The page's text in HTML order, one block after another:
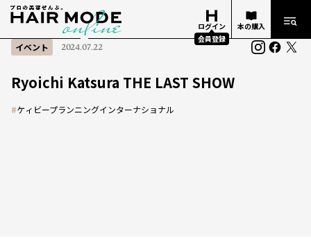
ログイン
会員登録
本の購入
イベント 2024.07.22
Ryoichi Katsura THE LAST SHOW
#ケィビープランニングインターナショナル